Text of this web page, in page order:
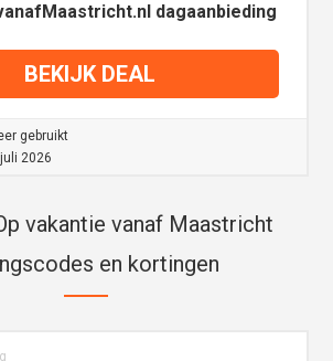
dagaanbieding
BEKIJK DEAL
gebruikt
2026
vakantie vanaf Maastricht
en kortingen